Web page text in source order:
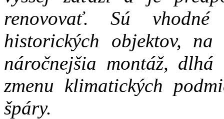
renovovať. Sú vhodné
historických objektov, na
náročnejšia montáž,
zmenu klimatických
špáry.